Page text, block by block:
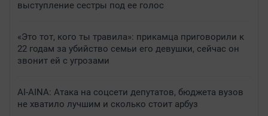
выступление сестры под ее голос
«Это тот, кого ты травила»: прикамца приговорили к
22 годам за убийство семьи его девушки, сейчас он
звонит ей с угрозами
AI-AINA: Атака на соцсети депутатов, бюджета вузов
не хватило лучшим и сколько стоит арбуз